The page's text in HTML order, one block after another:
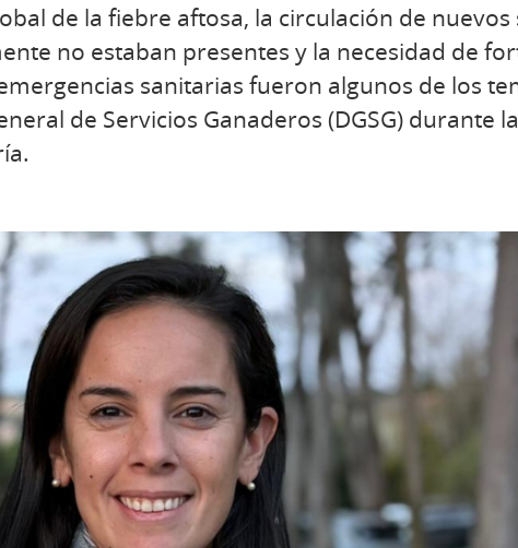
de la fiebre aftosa, la circulación de
no estaban presentes y la necesidad de
sanitarias fueron algunos de los
de Servicios Ganaderos (DGSG) durante